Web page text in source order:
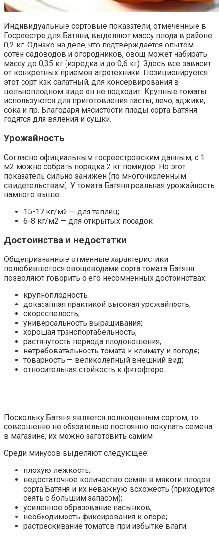
Индивидуальные сортовые показатели, отмеченные в
Госреестре для Батяни, выделяют массу плода в районе
0,2 кг. Однако на деле, что подтверждается опытом
сотен садоводов и огородников, овощ может набирать
массу до 0,35 кг (изредка и до 0,6 кг). Здесь все зависит
от конкретных приемов агротехники. Позиционируется
этот сорт как салатный, для консервирования в
цельноплодном виде он не подходит. Крупные томаты
используются для приготовления пасты, лечо, аджики,
сока и пр. Благодаря мясистости плоды сорта Батяня
годятся для вяления и сушки.
Урожайность
Согласно официальным госреестровским данным, с 1
м2 можно собрать порядка 2 кг помидор. Но этот
показатель сильно занижен (по многочисленным
свидетельствам). У томата Батяня реальная урожайность
намного выше:
15-17 кг/м2 — для теплиц;
6-8 кг/м2 — для открытых посадок.
Достоинства и недостатки
Общепризнанные отменные характеристики
полюбившегося овощеводами сорта томата Батяня
позволяют говорить о его несомненных достоинствах:
крупноплодность;
доказанная практикой высокая урожайность;
скороспелость;
универсальность выращивания;
хорошая транспортабельность;
растянутость периода плодоношения;
нетребовательность томата к климату и погоде;
товарность — великолепный внешний вид;
относительная стойкость к фитофторе.
Поскольку Батяня является полноценным сортом, то
совершенно не обязательно постоянно покупать семена
в магазине, их можно заготовить самим.
Среди минусов выделяют следующее:
плохую лежкость;
недостаточное количество семян в мякоти плодов
сорта Батяня и их неважную всхожесть (приходится
сеять с большим запасом);
усиленное образование пасынков;
необходимость фиксирования к опоре;
растрескивание томатов при избытке влаги.